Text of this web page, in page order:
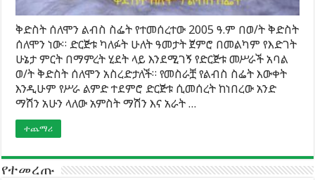
ቅድስት ሰለሞን ልብስ ስፌት የተመሰረተው 2005 ዓ.ም በወ/ት ቅድስት
ሰለሞን ነው። ድርጅቱ ካለፉት ሁለት ዓመታት ጀምሮ በመልካም የእድገት
ሁኔታ ምርት በማምረት ሂደት ላይ እንደሚገኝ የድርጅቱ መሥራች አባል
ወ/ት ቅድስት ሰለሞን አስረድታለች። የመስራቿ የልብስ ስፌት እውቀት
እንዲሁም የሥራ ልምድ ተደምሮ ድርጅቱ ሲመሰረት ከነበረው አንድ
ማሽን አሁን ላለው አምስት ማሽን እና አራት …
ተጨማሪ
የተመረጡ